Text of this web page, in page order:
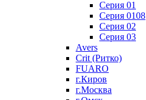
Серия 01
Серия 0108
Серия 02
Серия 03
Avers
Crit (Ритко)
FUARO
г.Киров
г.Москва